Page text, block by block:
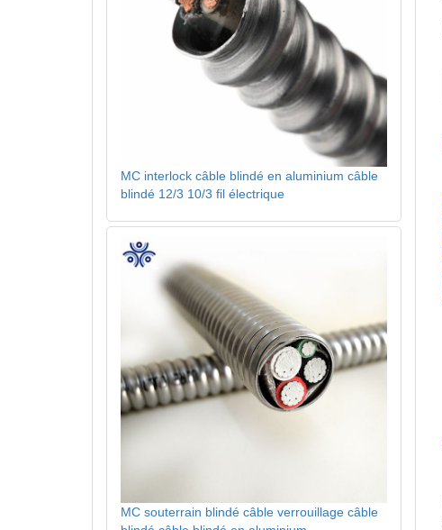
MC interlock câble blindé en aluminium câble
blindé 12/3 10/3 fil électrique
MC souterrain blindé câble verrouillage câble